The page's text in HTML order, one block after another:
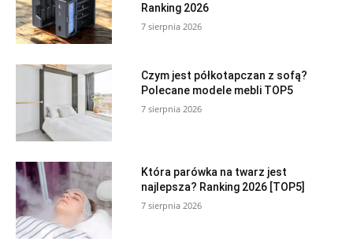
Ranking 2026
7 sierpnia 2026
Czym jest półkotapczan z sofą?
Polecane modele mebli TOP5
7 sierpnia 2026
Która parówka na twarz jest
najlepsza? Ranking 2026 [TOP5]
7 sierpnia 2026